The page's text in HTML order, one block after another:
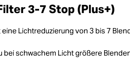
3-7 Stop (Plus+)
Lichtreduzierung von 3 bis 7
schwachem Licht größere